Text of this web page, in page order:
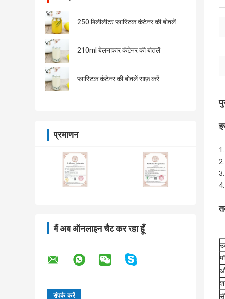
250 मिलीलीटर प्लास्टिक कंटेनर की बोतलें
210ml बेलनाकार कंटेनर की बोतलें
प्लास्टिक कंटेनर की बोतलें साफ़ करें
प्रमाणन
मैं अब ऑनलाइन चैट कर रहा हूँ
1.
2.
3.